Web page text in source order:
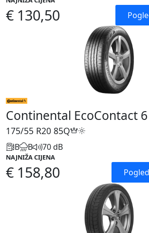
€ 130,50
Continental EcoContact 6
175/55 R20 85Q
B B 70 dB
NAJNIŽA CIJENA
€ 158,80